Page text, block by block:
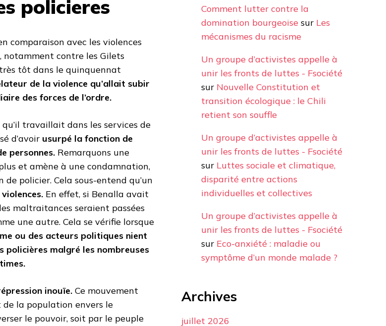
policieres
comparaison avec les violences
notamment contre les Gilets
tôt dans le quinquennat
de la violence qu’allait subir
des forces de l’ordre.
travaillait dans les services de
d’avoir usurpé la fonction de
personnes. Remarquons une
et amène à une condamnation,
de policier. Cela sous-entend qu’un
En effet, si Benalla avait
maltraitances seraient passées
une autre. Cela se vérifie lorsque
ou des acteurs politiques nient
policières malgré les nombreuses
inouïe. Ce mouvement
la population envers le
le pouvoir, soit par le peuple
Comment lutter contre la
domination bourgeoisesur Les
mécanismes du racisme
Un groupe d’activistes appelle à
unir les fronts de luttes - Fsociété
sur Nouvelle Constitution et
transition écologique : le Chili
retient son souffle
Un groupe d’activistes appelle à
unir les fronts de luttes - Fsociété
sur Luttes sociale et climatique,
disparité entre actions
individuelles et collectives
Un groupe d’activistes appelle à
unir les fronts de luttes - Fsociété
sur Eco-anxiété : maladie ou
symptôme d’un monde malade ?
Archives
juillet 2026